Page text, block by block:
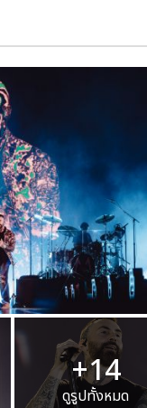
+14
ดูรูปทั้งหมด